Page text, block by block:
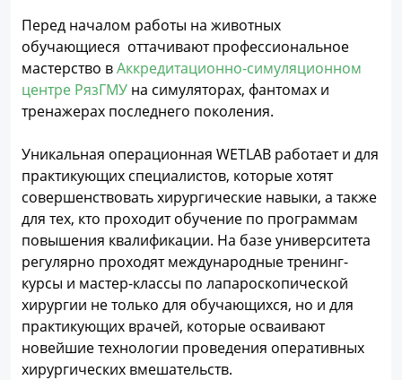
Перед началом работы на животных
обучающиеся оттачивают профессиональное
мастерство вАккредитационно-симуляционном
центре РязГМУ на симуляторах, фантомах и
тренажерах последнего поколения.
Уникальная операционная WETLAB работает и для
практикующих специалистов, которые хотят
совершенствовать хирургические навыки, а также
для тех, кто проходит обучение по программам
повышения квалификации. На базе университета
регулярно проходят международные тренинг-
курсы и мастер-классы по лапароскопической
хирургии не только для обучающихся, но и для
практикующих врачей, которые осваивают
новейшие технологии проведения оперативных
хирургических вмешательств.